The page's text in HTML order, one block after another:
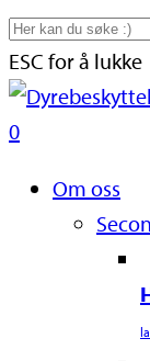
Skip
to
main
content
ESC for å lukke
Close
Search
search
0
Om oss